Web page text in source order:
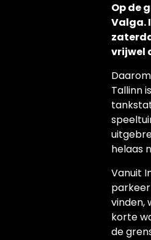
Op de
Valga.
vrijwel
Tallinn
helaas
Vanuit
vinden,
korte
de